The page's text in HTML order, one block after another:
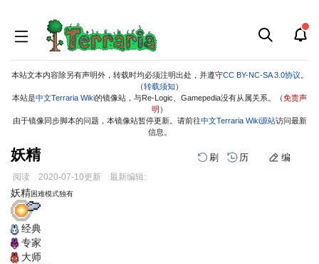
本站文本内容除另有声明外，转载时均必须注明出处，并遵守CC BY-NC-SA 3.0协议
（转载须知 ）
本站是中文Terraria Wiki的镜像站，与Re-Logic、Gamepedia没有从属关系。（免责声
明 ）
由于镜像同步脚本的问题，本镜像站暂停更新。请前往中文Terraria Wiki源站访问最新
信息。
妖精 刷 历 编
阅读 2020-07-10更新 最新编辑:
跳
到
导
航
跳
到
搜
索
妖精困难模式独有
经典
专家
大师